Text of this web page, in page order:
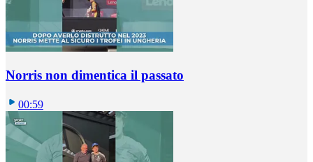
Norris non dimentica il passato
00:59